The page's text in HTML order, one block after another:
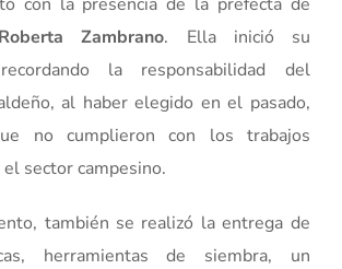
Roberta Zambrano. Ella inició su
la responsabilidad del
al haber elegido en el pasado,
no cumplieron con los trabajos
sector campesino.
también se realizó la entrega de
herramientas de siembra, un